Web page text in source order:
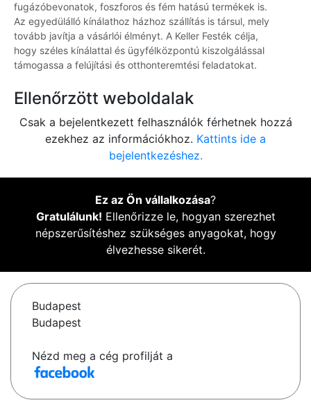
fugázóbevonatok, foszforos és fém hatású termékek is.
Az egyedülálló kínálathoz házhoz szállítás is társul, mely
tovább javítja a vásárlói élményt. A Keller Festék célja,
hogy széles kínálattal és ügyfélközpontú kiszolgálással
támogassa a felújítási és otthonteremtési feladatokat.
Ellenőrzött weboldalak
Csak a bejelentkezett felhasználók férhetnek hozzá
ezekhez az információkhoz. Kattints ide a
bejelentkezéshez.
Ez az Ön vállalkozása?
Gratulálunk! Ellenőrizze le, hogyan szerezhet
népszerűsítéshez szükséges anyagokat, hogy
élvezhesse sikerét.
Budapest
Budapest
Nézd meg a cég profilját a